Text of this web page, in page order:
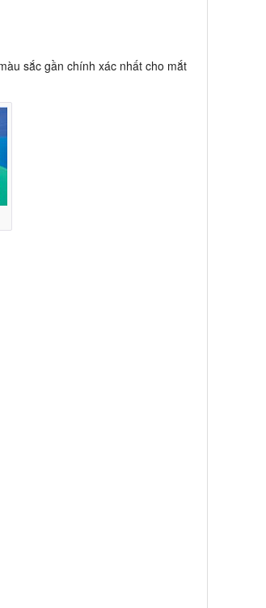
sắc gần chính xác nhất cho mắt